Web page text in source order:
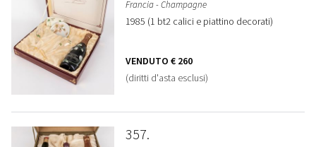
Francia - Champagne
1985 (1 bt2 calici e piattino decorati)
VENDUTO € 260
(diritti d'asta esclusi)
357